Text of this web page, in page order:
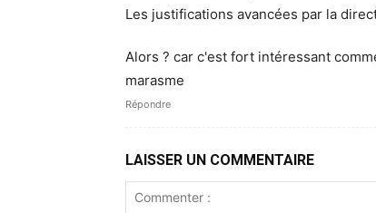
Les justifications avancées par la
Alors ? car c'est fort intéressant
marasme
Répondre
LAISSER UN COMMENTAIRE